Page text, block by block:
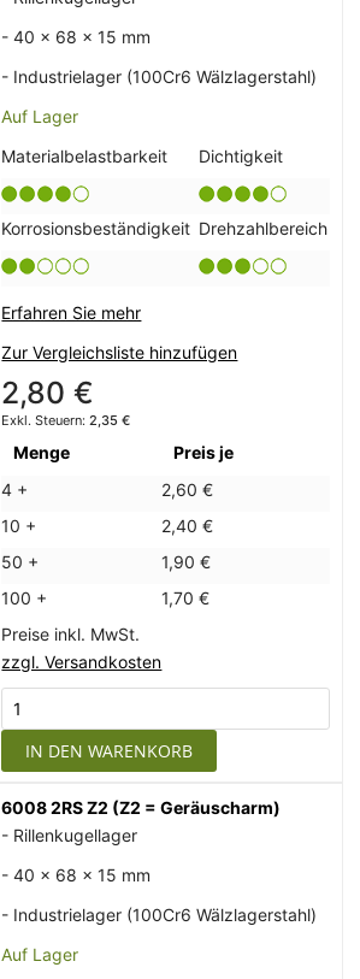
- 40 x 68 x 15 mm
- Industrielager (100Cr6 Wälzlagerstahl)
Auf Lager
Materialbelastbarkeit
Dichtigkeit
Korrosionsbeständigkeit Drehzahlbereich
Erfahren Sie mehr
Zur Vergleichsliste hinzufügen
2,80 €
2,35 €
Menge
Preis je
4 +
2,60 €
10 +
2,40 €
50 +
1,90 €
100 +
1,70 €
Preise inkl. MwSt.
zzgl. Versandkosten
IN DEN WARENKORB
6008 2RS Z2 (Z2 = Geräuscharm)
- Rillenkugellager
- 40 x 68 x 15 mm
- Industrielager (100Cr6 Wälzlagerstahl)
Auf Lager